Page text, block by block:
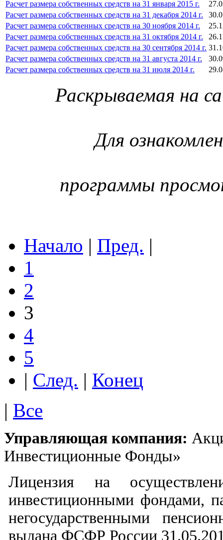
Расчет размера собственных средств на 31 января 2015 г.
Расчет размера собственных средств на 31 декабря 2014 г.
Расчет размера собственных средств на 30 ноября 2014 г.
Расчет размера собственных средств на 31 октября 2014 г.
Расчет размера собственных средств на 30 сентября 2014 г.
Расчет размера собственных средств на 31 августа 2014 г.
Расчет размера собственных средств на 31 июля 2014 г.
Раскрываемая на
Для
программы
Начало | Пред. |
1
2
3
4
5
| След. | Конец
| Все
Управляющая компания:
Инвестиционные Фонды»
Лицензия на
инвестиционными фондами,
негосударственными
выдана ФСФР России